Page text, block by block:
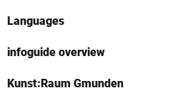
Languages
infoguide overview
Kunst:Raum Gmunden